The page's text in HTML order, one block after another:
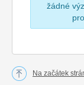
žádné
Na začátek